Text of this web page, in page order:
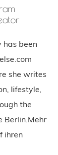
has been
she writes
lifestyle,
the
Berlin.Mehr
ihren